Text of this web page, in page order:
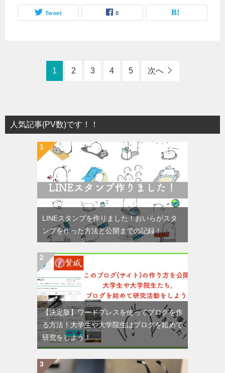
Tweet 0
1 2 3 4 5 次へ
人気記事(PV数)です！！
LINEスタンプを作りました！おいらがスタ
ンプを作った方法と公開までの記録！
【決定版】ワードプレスを使ってブログを作
る方法！大学生や大学院生はブログを始めて
研究をしよう！